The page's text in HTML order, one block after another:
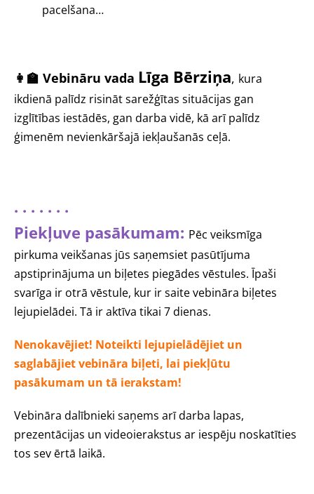
pacelšana…
👩‍🏫 Vebināru vada Līga Bērziņa, kura
ikdienā palīdz risināt sarežģītas situācijas gan
izglītības iestādēs, gan darba vidē, kā arī palīdz
ģimenēm nevienkāršajā iekļaušanās ceļā.
. . . . . . .
Piekļuve pasākumam: Pēc veiksmīga
pirkuma veikšanas jūs saņemsiet pasūtījuma
apstiprinājuma un biļetes piegādes vēstules. Īpaši
svarīga ir otrā vēstule, kur ir saite vebināra biļetes
lejupielādei. Tā ir aktīva tikai 7 dienas.
Nenokavējiet! Noteikti lejupielādējiet un
saglabājiet vebināra biļeti, lai piekļūtu
pasākumam un tā ierakstam!
Vebināra dalībnieki saņems arī darba lapas,
prezentācijas un videoierakstus ar iespēju noskatīties
tos sev ērtā laikā.